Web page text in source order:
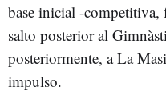
base inicial -
salto posterior al
posteriormente, a La
impulso.